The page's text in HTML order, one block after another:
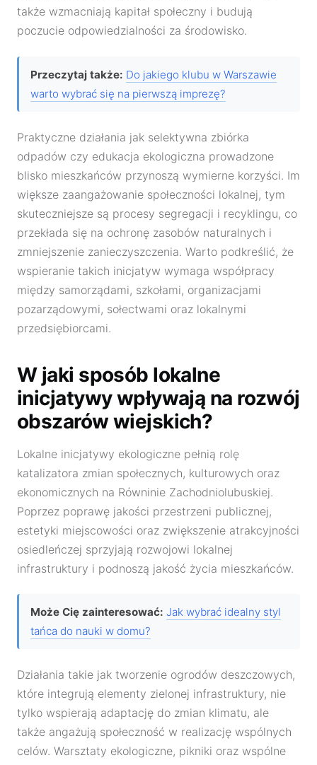
także wzmacniają kapitał społeczny i budują
poczucie odpowiedzialności za środowisko.
Przeczytaj także: Do jakiego klubu w Warszawie
warto wybrać się na pierwszą imprezę?
Praktyczne działania jak selektywna zbiórka
odpadów czy edukacja ekologiczna prowadzone
blisko mieszkańców przynoszą wymierne korzyści. Im
większe zaangażowanie społeczności lokalnej, tym
skuteczniejsze są procesy segregacji i recyklingu, co
przekłada się na ochronę zasobów naturalnych i
zmniejszenie zanieczyszczenia. Warto podkreślić, że
wspieranie takich inicjatyw wymaga współpracy
między samorządami, szkołami, organizacjami
pozarządowymi, sołectwami oraz lokalnymi
przedsiębiorcami.
W jaki sposób lokalne
inicjatywy wpływają na rozwój
obszarów wiejskich?
Lokalne inicjatywy ekologiczne pełnią rolę
katalizatora zmian społecznych, kulturowych oraz
ekonomicznych na Równinie Zachodniolubuskiej.
Poprzez poprawę jakości przestrzeni publicznej,
estetyki miejscowości oraz zwiększenie atrakcyjności
osiedleńczej sprzyjają rozwojowi lokalnej
infrastruktury i podnoszą jakość życia mieszkańców.
Może Cię zainteresować: Jak wybrać idealny styl
tańca do nauki w domu?
Działania takie jak tworzenie ogrodów deszczowych,
które integrują elementy zielonej infrastruktury, nie
tylko wspierają adaptację do zmian klimatu, ale
także angażują społeczność w realizację wspólnych
celów. Warsztaty ekologiczne, pikniki oraz wspólne